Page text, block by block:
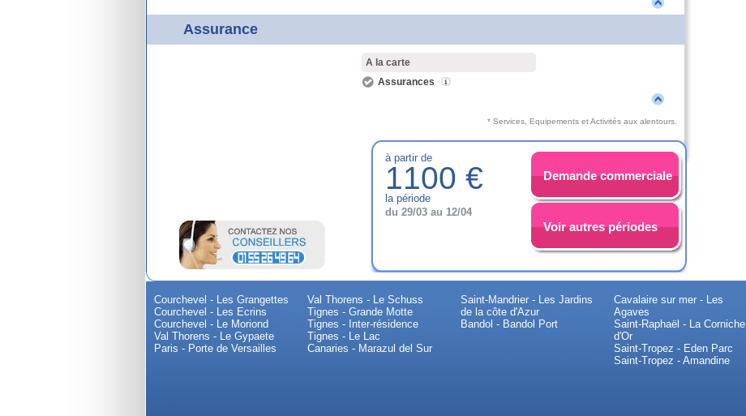
Assurance
A la carte
Assurances
* Services, Equipements et Activités aux alentours.
à partir de
1100 €
la période
du 29/03 au 12/04
Demande commerciale
Voir autres périodes
Courchevel - Les Grangettes
Courchevel - Les Ecrins
Courchevel - Le Moriond
Val Thorens - Le Gypaete
Paris - Porte de Versailles
Val Thorens - Le Schuss
Tignes - Grande Motte
Tignes - Inter-résidence
Tignes - Le Lac
Canaries - Marazul del Sur
Saint-Mandrier - Les Jardins
de la côte d'Azur
Bandol - Bandol Port
Cavalaire sur mer - Les
Agaves
Saint-Raphaël - La Corniche
d'Or
Saint-Tropez - Eden Parc
Saint-Tropez - Amandine